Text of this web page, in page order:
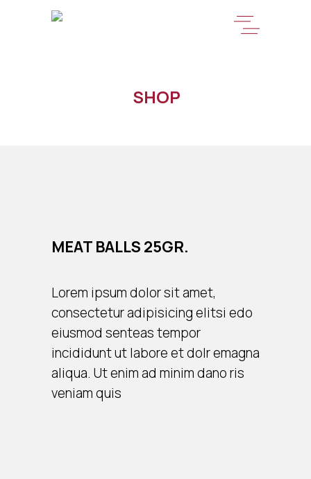
SHOP
MEAT BALLS 25GR.
Lorem ipsum dolor sit amet,
consectetur adipisicing elitsi edo
eiusmod senteas tempor
incididunt ut labore et dolr emagna
aliqua. Ut enim ad minim dano ris
veniam quis